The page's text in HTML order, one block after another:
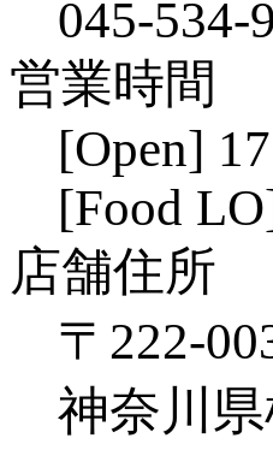
045-534-
営業時間
[Open]
[Food
店舗住所
〒222-
神奈川